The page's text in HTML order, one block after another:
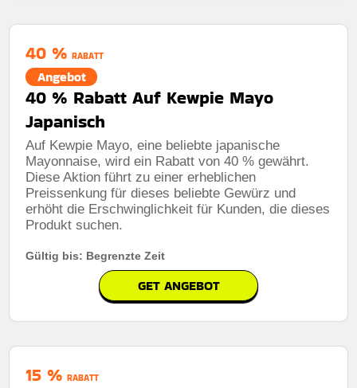
40 % RABATT
Angebot
40 % Rabatt Auf Kewpie Mayo
Japanisch
Auf Kewpie Mayo, eine beliebte japanische
Mayonnaise, wird ein Rabatt von 40 % gewährt.
Diese Aktion führt zu einer erheblichen
Preissenkung für dieses beliebte Gewürz und
erhöht die Erschwinglichkeit für Kunden, die dieses
Produkt suchen.
Gültig bis: Begrenzte Zeit
GET ANGEBOT
15 % RABATT